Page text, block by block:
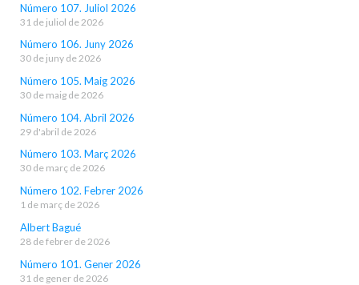
Número 107. Juliol 2026
31 de juliol de 2026
Número 106. Juny 2026
30 de juny de 2026
Número 105. Maig 2026
30 de maig de 2026
Número 104. Abril 2026
29 d'abril de 2026
Número 103. Març 2026
30 de març de 2026
Número 102. Febrer 2026
1 de març de 2026
Albert Bagué
28 de febrer de 2026
Número 101. Gener 2026
31 de gener de 2026